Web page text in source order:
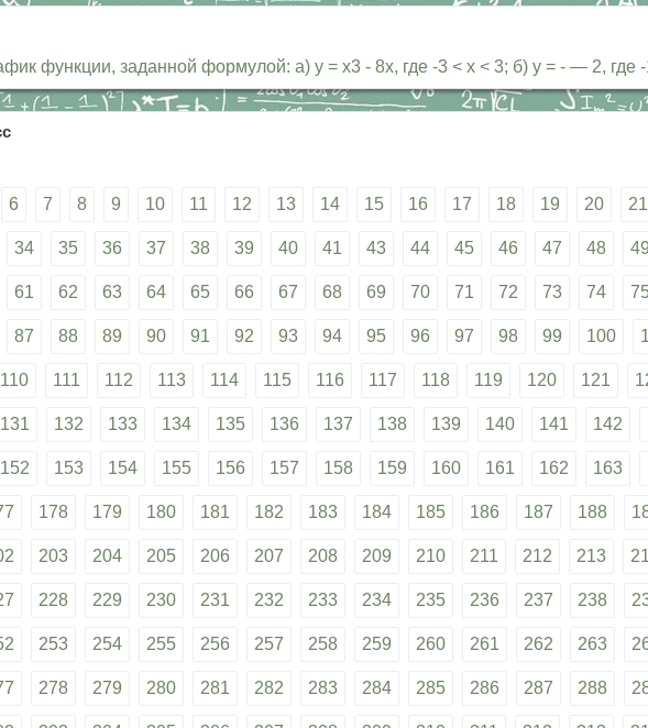
функции, заданной формулой: а) у = х3 - 8х, где -3 < х < 3; б) у = - — 2, где
6 7 8 9 10 11 12 13 14 15 16 17 18 19 20 21
34 35 36 37 38 39 40 41 43 44 45 46 47 48 49
61 62 63 64 65 66 67 68 69 70 71 72 73 74
87 88 89 90 91 92 93 94 95 96 97 98 99 100
110 111 112 113 114 115 116 117 118 119 120 121
131 132 133 134 135 136 137 138 139 140 141 142
152 153 154 155 156 157 158 159 160 161 162 163
178 179 180 181 182 183 184 185 186 187 188
203 204 205 206 207 208 209 210 211 212 213
228 229 230 231 232 233 234 235 236 237 238
253 254 255 256 257 258 259 260 261 262 263
278 279 280 281 282 283 284 285 286 287 288